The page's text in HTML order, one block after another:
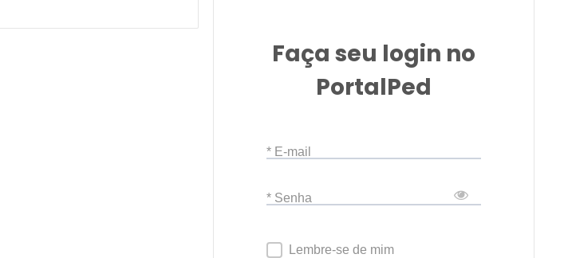
Faça seu login no
PortalPed
* E-mail
* Senha
Lembre-se de mim